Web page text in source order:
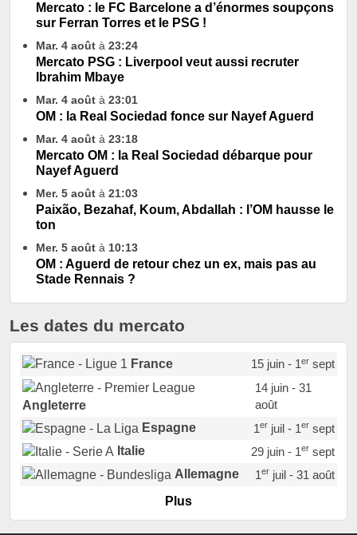
Mercato : le FC Barcelone a d’énormes soupçons
sur Ferran Torres et le PSG !
Mar. 4 août à 23:24
Mercato PSG : Liverpool veut aussi recruter
Ibrahim Mbaye
Mar. 4 août à 23:01
OM : la Real Sociedad fonce sur Nayef Aguerd
Mar. 4 août à 23:18
Mercato OM : la Real Sociedad débarque pour
Nayef Aguerd
Mer. 5 août à 21:03
Paixão, Bezahaf, Koum, Abdallah : l’OM hausse le
ton
Mer. 5 août à 10:13
OM : Aguerd de retour chez un ex, mais pas au
Stade Rennais ?
Les dates du mercato
France 15 juin - 1ersept
Angleterre
14 juin - 31
août
Espagne
1erjuil - 1ersept
Italie
29 juin - 1ersept
Allemagne
1erjuil - 31 août
Portugal
Pays-Bas
22 juin - 2 sept
Plus